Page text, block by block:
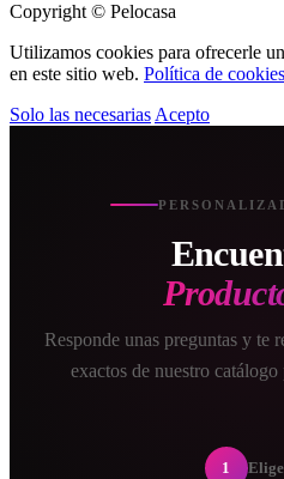
Copyright © Pelocasa
Utilizamos cookies para ofrecerle
en este sitio web. Política de cookies
Solo las necesarias Acepto
Responde unas preguntas y te
exactos de nuestro
1